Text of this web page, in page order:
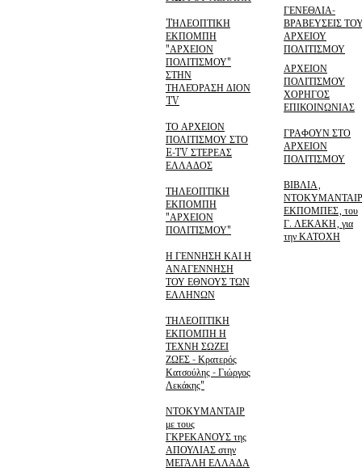
TΗΛΕΟΠΤΙΚΗ
ΕΚΠΟΜΠΗ
"ΑΡΧΕΙΟΝ
ΠΟΛΙΤΙΣΜΟΥ"
ΣΤΗΝ
ΤΗΛΕΌΡΑΣΗ ΔΙΟΝ
TV
ΤΟ ΑΡΧΕΙΟΝ
ΠΟΛΙΤΙΣΜΟΥ ΣΤΟ
E-TV ΣΤΕΡΕΑΣ
ΕΛΛΑΔΟΣ
ΤΗΛΕΟΠΤΙΚΗ
ΕΚΠΟΜΠΗ
"ΑΡΧΕΙΟΝ
ΠΟΛΙΤΙΣΜΟΥ"
Η ΓΕΝΝΗΣΗ ΚΑΙ Η
ΑΝΑΓΕΝΝΗΣΗ
ΤΟΥ ΕΘΝΟΥΣ ΤΩΝ
ΕΛΛΗΝΩΝ
ΤΗΛΕΟΠΤΙΚΗ
ΕΚΠΟΜΠΗ Η
ΤΕΧΝΗ ΣΩΖΕΙ
ΖΩΕΣ - Κρατερός
Κατσούλης - Γιώργος
Λεκάκης"
ΝΤΟΚΥΜΑΝΤΑΙΡ
με τους
ΓΚΡΕΚΑΝΟΥΣ της
ΑΠΟΥΛΙΑΣ στην
ΜΕΓΑΛΗ ΕΛΛΑΔΑ
ΓΕΝΕΘΛΙΑ-
ΒΡΑΒΕΥΣΕΙΣ
ΑΡΧΕΙΟΥ
ΠΟΛΙΤΙΣΜΟΥ
ΑΡΧΕΙΟΝ
ΠΟΛΙΤΙΣΜΟΥ
ΧΟΡΗΓΟΣ
ΕΠΙΚΟΙΝΩΝΙΑΣ
ΓΡΑΦΟΥΝ ΣΤΟ
ΑΡΧΕΙΟΝ
ΠΟΛΙΤΙΣΜΟΥ
ΒΙΒΛΙΑ,
ΕΚΠΟΜΠΕΣ, του
Γ. ΛΕΚΑΚΗ, για
την ΚΑΤΟΧΗ